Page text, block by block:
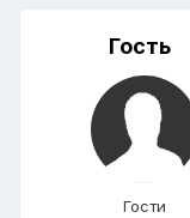
Гость
Гости